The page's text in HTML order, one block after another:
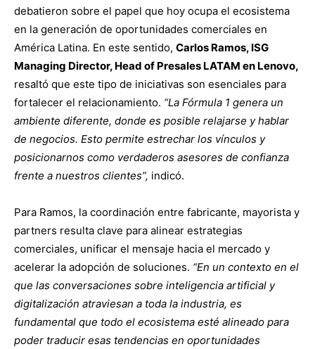
debatieron sobre el papel que hoy ocupa el ecosistema
en la generación de oportunidades comerciales en
América Latina. En este sentido, Carlos Ramos, ISG
Managing Director, Head of Presales LATAM en Lenovo,
resaltó que este tipo de iniciativas son esenciales para
fortalecer el relacionamiento. “La Fórmula 1 genera un
ambiente diferente, donde es posible relajarse y hablar
de negocios. Esto permite estrechar los vínculos y
posicionarnos como verdaderos asesores de confianza
frente a nuestros clientes”, indicó.
Para Ramos, la coordinación entre fabricante, mayorista y
partners resulta clave para alinear estrategias
comerciales, unificar el mensaje hacia el mercado y
acelerar la adopción de soluciones. “En un contexto en el
que las conversaciones sobre inteligencia artificial y
digitalización atraviesan a toda la industria, es
fundamental que todo el ecosistema esté alineado para
poder traducir esas tendencias en oportunidades